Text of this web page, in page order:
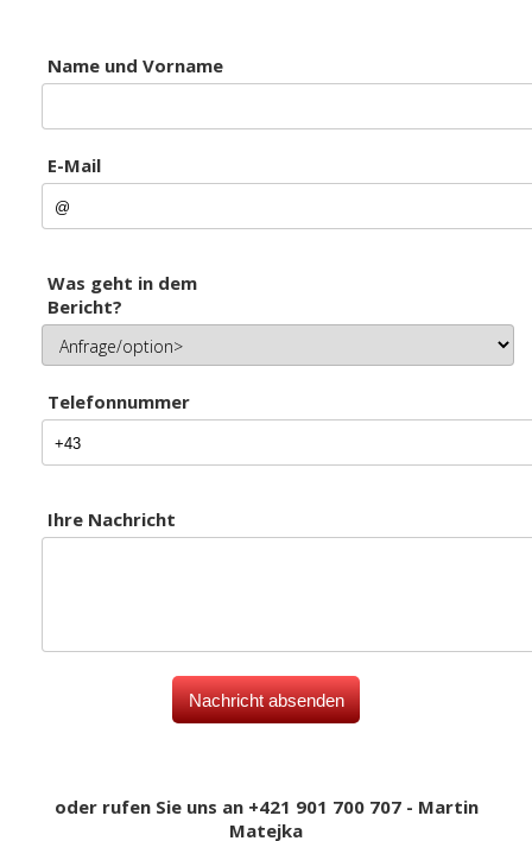
Name und Vorname
E-Mail
Was geht in dem
Bericht?
Telefonnummer
Ihre Nachricht
oder rufen Sie uns an +421 901 700 707 - Martin
Matejka